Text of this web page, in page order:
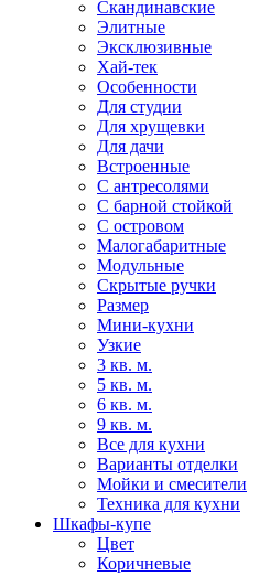
Скандинавские
Элитные
Эксклюзивные
Хай-тек
Особенности
Для студии
Для хрущевки
Для дачи
Встроенные
С антресолями
С барной стойкой
С островом
Малогабаритные
Модульные
Скрытые ручки
Размер
Мини-кухни
Узкие
3 кв. м.
5 кв. м.
6 кв. м.
9 кв. м.
Все для кухни
Варианты отделки
Мойки и смесители
Техника для кухни
Шкафы-купе
Цвет
Коричневые